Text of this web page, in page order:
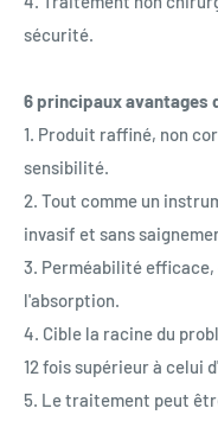
sécurité.
6 principaux avantages
1. Produit raffiné, non
sensibilité.
2. Tout comme un
invasif et sans
3. Perméabilité
l'absorption.
4. Cible la racine du
12 fois supérieur à celui
5. Le traitement peut